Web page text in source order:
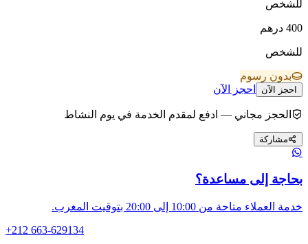
درهم
بدون رسوم
الآن احجز الآن
الحجز مجاني — ادفع لمقدم الخدمة في يوم النشاط
مشاركة
إلى مساعدة؟
متاحة من 10:00 إلى 20:00 بتوقيت المغرب.
+212 663-629134